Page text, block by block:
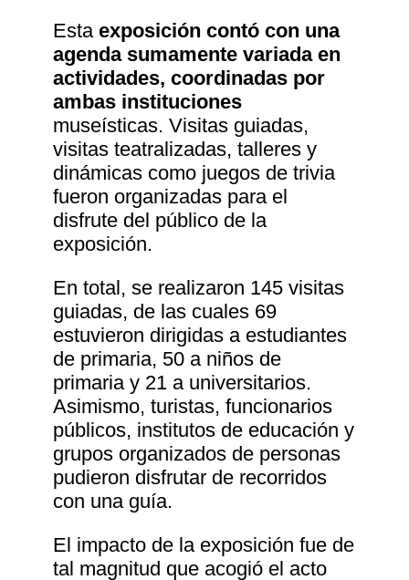
Estaexposición contó con una
agenda sumamente variada en
actividades, coordinadas por
ambas instituciones
museísticas. Visitas guiadas,
visitas teatralizadas, talleres y
dinámicas como juegos de trivia
fueron organizadas para el
disfrute del público de la
exposición.
En total, se realizaron 145 visitas
guiadas, de las cuales 69
estuvieron dirigidas a estudiantes
de primaria, 50 a niños de
primaria y 21 a universitarios.
Asimismo, turistas, funcionarios
públicos, institutos de educación y
grupos organizados de personas
pudieron disfrutar de recorridos
con una guía.
El impacto de la exposición fue de
tal magnitud que acogió el acto